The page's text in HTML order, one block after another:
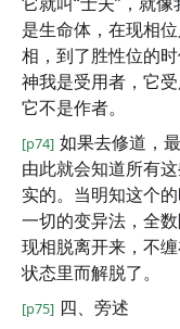
是生命体，在现相
相，到了胜性位的
神我是受用者，它
它不是作者。
[p74] 如果去修道，
由此就会知道所有
实的。当明知这个
一切的变异法，全
现相脱离开来，不
状态里而解脱了。
[p75] 四、旁述